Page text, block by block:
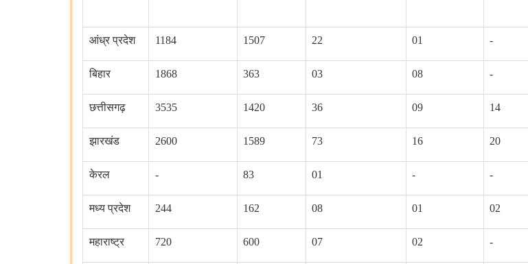
आंध्र प्रदेश 1184 1507 22 01 -
बिहार 1868 363 03 08 -
छत्तीसगढ़ 3535 1420 36 09 14
झारखंड 2600 1589 73 16 20
केरल - 83 01 - -
मध्य प्रदेश 244 162 08 01 02
महाराष्ट्र 720 600 07 02 -